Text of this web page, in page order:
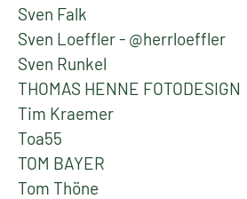
Sven Falk
Sven Loeffler - @herrloeffler
Sven Runkel
THOMAS HENNE FOTODESIGN
Tim Kraemer
Toa55
TOM BAYER
Tom Thöne